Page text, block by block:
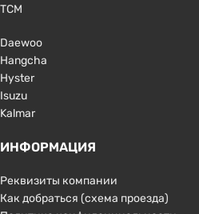
TCM
Daewoo
Hangcha
Hyster
Isuzu
Kalmar
ИНФОРМАЦИЯ
Реквизиты компании
Как добраться (схема проезда)